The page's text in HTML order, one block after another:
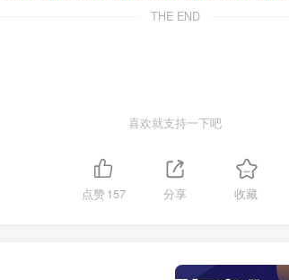
THE END
喜欢就支持一下吧
点赞157 分享 收藏